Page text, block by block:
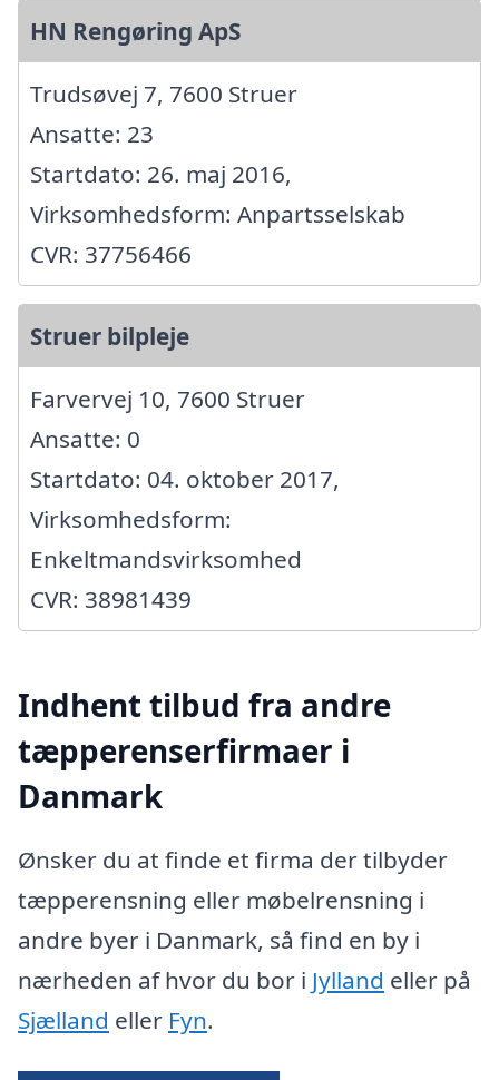
HN Rengøring ApS
Trudsøvej 7, 7600 Struer
Ansatte: 23
Startdato: 26. maj 2016,
Virksomhedsform: Anpartsselskab
CVR: 37756466
Struer bilpleje
Farvervej 10, 7600 Struer
Ansatte: 0
Startdato: 04. oktober 2017,
Virksomhedsform:
Enkeltmandsvirksomhed
CVR: 38981439
Indhent tilbud fra andre
tæpperenserfirmaer i
Danmark
Ønsker du at finde et firma der tilbyder
tæpperensning eller møbelrensning i
andre byer i Danmark, så find en by i
nærheden af hvor du bor i Jylland eller på
Sjælland eller Fyn.